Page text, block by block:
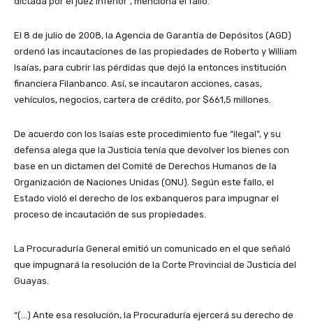
El 8 de julio de 2008, la Agencia de Garantía de Depósitos (AGD)
ordenó las incautaciones de las propiedades de Roberto y William
Isaías, para cubrir las pérdidas que dejó la entonces institución
financiera Filanbanco. Así, se incautaron acciones, casas,
vehículos, negocios, cartera de crédito, por $661,5 millones.
De acuerdo con los Isaías este procedimiento fue “ilegal”, y su
defensa alega que la Justicia tenía que devolver los bienes con
base en un dictamen del Comité de Derechos Humanos de la
Organización de Naciones Unidas (ONU). Según este fallo, el
Estado violó el derecho de los exbanqueros para impugnar el
proceso de incautación de sus propiedades.
La Procuraduría General emitió un comunicado en el que señaló
que impugnará la resolución de la Corte Provincial de Justicia del
Guayas.
“(…) Ante esa resolución, la Procuraduría ejercerá su derecho de